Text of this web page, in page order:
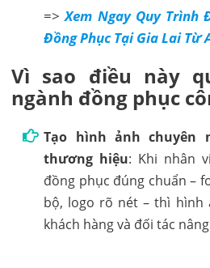
=>Xem Ngay Quy Trình
Đồng Phục Tại Gia Lai Từ
Vì sao điều này
ngành đồng phục
Tạo hình ảnh chuyên
thương hiệu: Khi nhân
đồng phục đúng chuẩn –
bộ, logo rõ nét – thì hình
khách hàng và đối tác